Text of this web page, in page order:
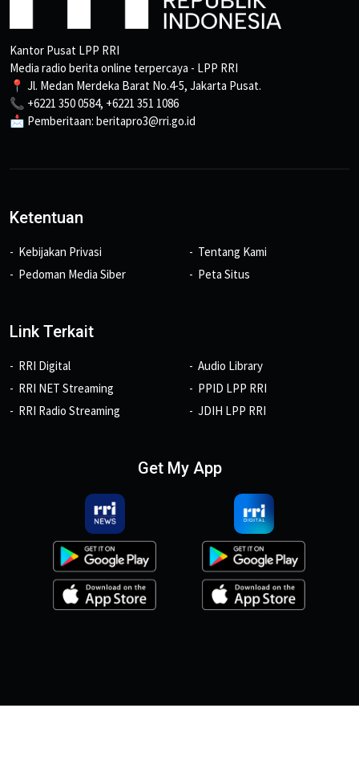
Kantor Pusat LPP RRI
Media radio berita online terpercaya - LPP RRI
📍 Jl. Medan Merdeka Barat No.4-5, Jakarta Pusat.
📞 +6221 350 0584, +6221 351 1086
📩 Pemberitaan: beritapro3@rri.go.id
Ketentuan
Kebijakan Privasi
Pedoman Media Siber
Tentang Kami
Peta Situs
Link Terkait
RRI Digital
RRI NET Streaming
RRI Radio Streaming
Audio Library
PPID LPP RRI
JDIH LPP RRI
Get My App